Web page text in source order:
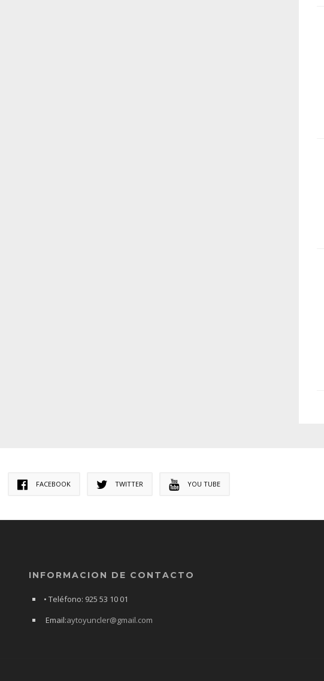
FACEBOOK TWITTER YOU TUBE
INFORMACION DE CONTACTO
• Teléfono: 925 53 10 01
Email:aytoyuncler@gmail.com